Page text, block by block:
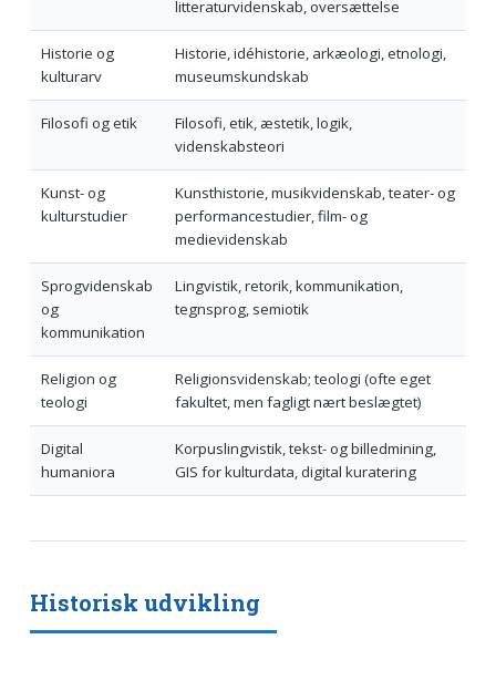
litteraturvidenskab, oversættelse
Historie og
kulturarv
Historie, idéhistorie, arkæologi, etnologi,
museumskundskab
Filosofi og etik
Filosofi, etik, æstetik, logik,
videnskabsteori
Kunst- og
kulturstudier
Kunsthistorie, musikvidenskab, teater- og
performancestudier, film- og
medievidenskab
Sprogvidenskab
og
kommunikation
Lingvistik, retorik, kommunikation,
tegnsprog, semiotik
Religion og
teologi
Religionsvidenskab; teologi (ofte eget
fakultet, men fagligt nært beslægtet)
Digital
humaniora
Korpuslingvistik, tekst- og billedmining,
GIS for kulturdata, digital kuratering
Historisk udvikling